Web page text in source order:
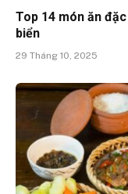
Top 14 món ăn
biển
29 Tháng 10, 2025